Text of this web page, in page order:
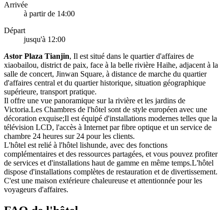
Arrivée
à partir de 14:00
Départ
jusqu'à 12:00
Astor Plaza Tianjin, Il est situé dans le quartier d'affaires de
xiaobailou, district de paix, face à la belle rivière Haihe, adjacent à la
salle de concert, Jinwan Square, à distance de marche du quartier
d'affaires central et du quartier historique, situation géographique
supérieure, transport pratique.
Il offre une vue panoramique sur la rivière et les jardins de
Victoria.Les Chambres de l'hôtel sont de style européen avec une
décoration exquise;Il est équipé d'installations modernes telles que la
télévision LCD, l'accès à Internet par fibre optique et un service de
chambre 24 heures sur 24 pour les clients.
L'hôtel est relié à l'hôtel lishunde, avec des fonctions
complémentaires et des ressources partagées, et vous pouvez profiter
de services et d'installations haut de gamme en même temps.L'hôtel
dispose d'installations complètes de restauration et de divertissement.
C'est une maison extérieure chaleureuse et attentionnée pour les
voyageurs d'affaires.